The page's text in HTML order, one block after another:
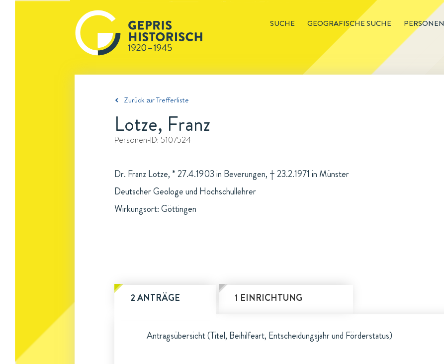
SUCHE GEOGRAFISCHE SUCHE PERSONEN
Zurück zur Trefferliste
Lotze, Franz
Personen-ID: 5107524
Dr. Franz Lotze, * 27.4.1903 in Beverungen, † 23.2.1971 in Münster
Deutscher Geologe und Hochschullehrer
Wirkungsort: Göttingen
2 ANTRÄGE 1 EINRICHTUNG
Antragsübersicht (Titel, Beihilfeart, Entscheidungsjahr und Förderstatus)